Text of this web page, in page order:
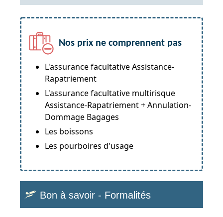
Nos prix ne comprennent pas
L'assurance facultative Assistance-
Rapatriement
L'assurance facultative multirisque
Assistance-Rapatriement + Annulation-
Dommage Bagages
Les boissons
Les pourboires d'usage
Bon à savoir - Formalités